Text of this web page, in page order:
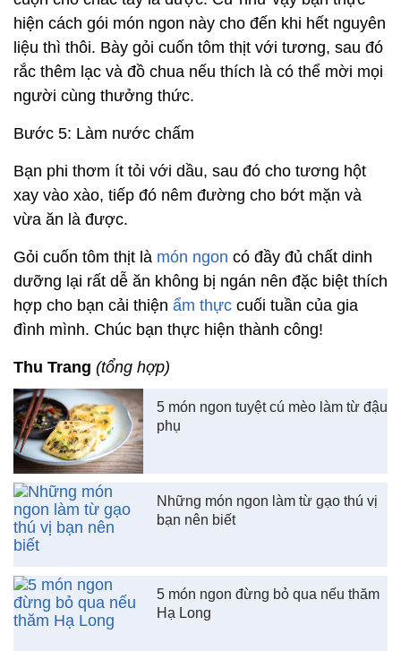
hiện cách gói món ngon này cho đến khi hết nguyên
liệu thì thôi. Bày gỏi cuốn tôm thịt với tương, sau đó
rắc thêm lạc và đồ chua nếu thích là có thể mời mọi
người cùng thưởng thức.
Bước 5: Làm nước chấm
Bạn phi thơm ít tỏi với dầu, sau đó cho tương hột
xay vào xào, tiếp đó nêm đường cho bớt mặn và
vừa ăn là được.
Gỏi cuốn tôm thịt là món ngon có đầy đủ chất dinh
dưỡng lại rất dễ ăn không bị ngán nên đặc biệt thích
hợp cho bạn cải thiện ẩm thực cuối tuần của gia
đình mình. Chúc bạn thực hiện thành công!
Thu Trang (tổng hợp)
5 món ngon tuyệt cú mèo làm từ đậu
phụ
Những món ngon làm từ gạo thú vị
bạn nên biết
5 món ngon đừng bỏ qua nếu thăm
Hạ Long